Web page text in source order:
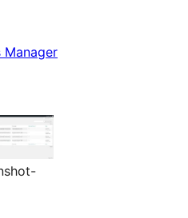
Manager